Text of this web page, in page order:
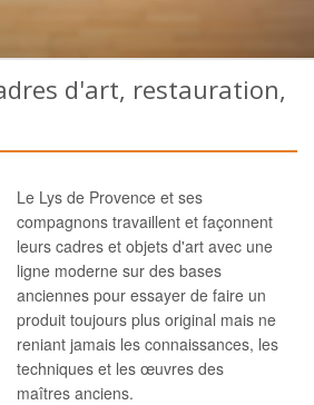
d'art, restauration,
Le Lys de Provence et ses
compagnons travaillent et façonnent
leurs cadres et objets d'art avec une
ligne moderne sur des bases
anciennes pour essayer de faire un
produit toujours plus original mais ne
reniant jamais les connaissances, les
techniques et les œuvres des
maîtres anciens.